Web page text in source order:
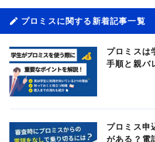
プロミスに関する新着記事一覧
プロミスは
手順と親バ
プロミス申
がある？電